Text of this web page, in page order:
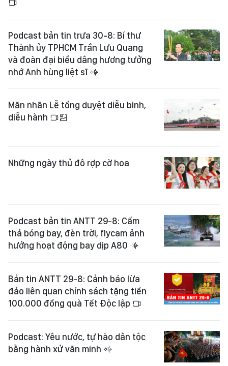
Podcast bản tin trưa 30-8: Bí thư
Thành ủy TPHCM Trần Lưu Quang
và đoàn đại biểu dâng hương tưởng
nhớ Anh hùng liệt sĩ
Mãn nhãn Lễ tổng duyệt diễu binh,
diễu hành
Những ngày thủ đô rợp cờ hoa
Podcast bản tin ANTT 29-8: Cấm
thả bóng bay, đèn trời, flycam ảnh
hưởng hoạt động bay dịp A80
Bản tin ANTT 29-8: Cảnh báo lừa
đảo liên quan chính sách tặng tiền
100.000 đồng quà Tết Độc lập
Podcast: Yêu nước, tự hào dân tộc
bằng hành xử văn minh